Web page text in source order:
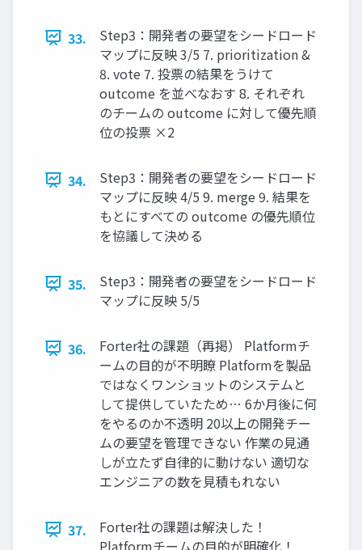
33.
Step3：開発者の要望をシードロード
マップに反映 3/5 7. prioritization &
8. vote 7. 投票の結果をうけて
outcome を並べなおす 8. それぞれ
のチームの outcome に対して優先順
位の投票 ×2
34.
Step3：開発者の要望をシードロード
マップに反映 4/5 9. merge 9. 結果を
もとにすべての outcome の優先順位
を協議して決める
35.
Step3：開発者の要望をシードロード
マップに反映 5/5
36.
Forter社の課題（再掲） Platformチ
ームの目的が不明瞭 Platformを製品
ではなくワンショットのシステムと
して提供していたため… 6か月後に何
をやるのか不透明 20以上の開発チー
ムの要望を管理できない 作業の見通
しが立たず自律的に動けない 適切な
エンジニアの数を見積もれない
37.
Forter社の課題は解決した！
Platformチームの目的が明確化！